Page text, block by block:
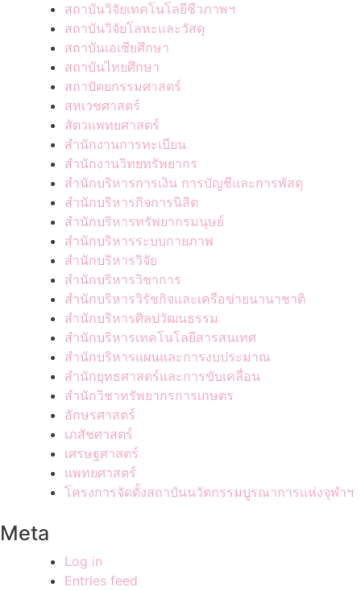
สถาบันวิจัยเทคโนโลยีชีวภาพฯ
สถาบันวิจัยโลหะและวัสดุ
สถาบันเอเชียศึกษา
สถาบันไทยศึกษา
สถาปัตยกรรมศาสตร์
สหเวชศาสตร์
สัตวแพทยศาสตร์
สำนักงานการทะเบียน
สำนักงานวิทยทรัพยากร
สำนักบริหารการเงิน การบัญชีและการพัสดุ
สำนักบริหารกิจการนิสิต
สำนักบริหารทรัพยากรมนุษย์
สำนักบริหารระบบกายภาพ
สำนักบริหารวิจัย
สำนักบริหารวิชาการ
สำนักบริหารวิรัชกิจและเครือข่ายนานาชาติ
สำนักบริหารศิลปวัฒนธรรม
สำนักบริหารเทคโนโลยีสารสนเทศ
สำนักบริหารแผนและการงบประมาณ
สำนักยุทธศาสตร์และการขับเคลื่อน
สำนักวิชาทรัพยากรการเกษตร
อักษรศาสตร์
เภสัชศาสตร์
เศรษฐศาสตร์
แพทยศาสตร์
โครงการจัดตั้งสถาบันนวัตกรรมบูรณาการแห่งจุฬาฯ
Meta
Log in
Entries feed